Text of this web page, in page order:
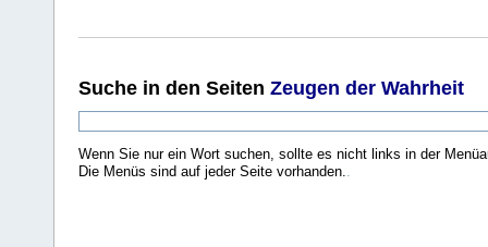
Suche in den Seiten Zeugen der Wahrheit
Wenn Sie nur ein Wort suchen, sollte es nicht links in der
Die Menüs sind auf jeder Seite vorhanden.